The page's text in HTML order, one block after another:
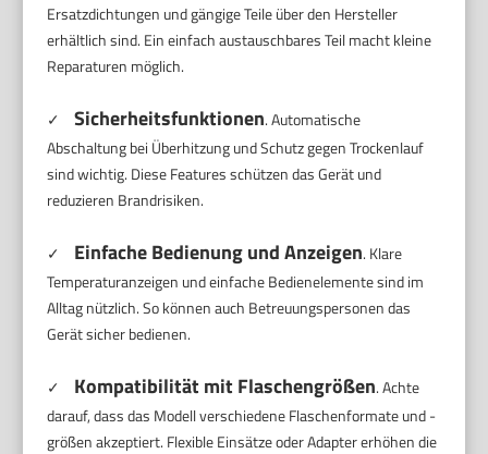
Ersatzdichtungen und gängige Teile über den Hersteller
erhältlich sind. Ein einfach austauschbares Teil macht kleine
Reparaturen möglich.
✓ Sicherheitsfunktionen. Automatische
Abschaltung bei Überhitzung und Schutz gegen Trockenlauf
sind wichtig. Diese Features schützen das Gerät und
reduzieren Brandrisiken.
✓ Einfache Bedienung und Anzeigen. Klare
Temperaturanzeigen und einfache Bedienelemente sind im
Alltag nützlich. So können auch Betreuungspersonen das
Gerät sicher bedienen.
✓ Kompatibilität mit Flaschengrößen. Achte
darauf, dass das Modell verschiedene Flaschenformate und -
größen akzeptiert. Flexible Einsätze oder Adapter erhöhen die